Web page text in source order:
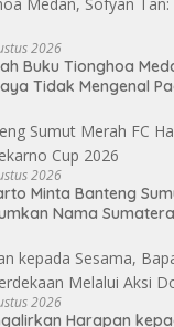
2026
Buku Tionghoa
Tidak Mengenal
2026
Minta Banteng
Nama
2026
Harapan